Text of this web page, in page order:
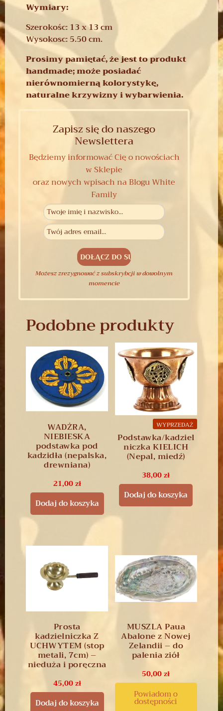
Wymiary:
Szerokośc: 13 x 13 cm
Wysokosc: 5.50 cm.
Prosimy pamiętać, że jest to produkt
handmade; może posiadać
nierównomierną kolorystykę,
naturalne krzywizny i wybarwienia.
Zapisz się do naszego
Newslettera
Będziemy informować Cię o nowościach
w Sklepie
oraz nowych wpisach na Blogu White
Family
Możesz zrezygnować z subskrybcji w dowolnym
momencie
Podobne produkty
WADŻRA,
NIEBIESKA
podstawka pod
kadzidła (nepalska,
drewniana)
21,00zł
Dodaj do koszyka
WYPRZEDAŻ
Podstawka/kadziel
niczka KIELICH
(Nepal, miedź)
38,00zł
Dodaj do koszyka
Prosta
kadzielniczka Z
UCHWYTEM (stop
metali, 7cm) –
nieduża i poręczna
45,00zł
Dodaj do koszyka
MUSZLA Paua
Abalone z Nowej
Zelandii – do
palenia ziół
50,00zł
Powiadom o
dostępności